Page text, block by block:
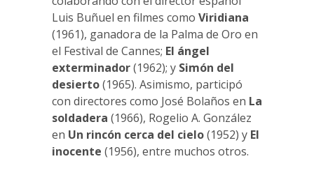
Luis Buñuel en filmes como Viridiana
(1961), ganadora de la Palma de Oro en
el Festival de Cannes; El ángel
exterminador(1962); y Simón del
desierto(1965). Asimismo, participó
con directores como José Bolaños en La
soldadera (1966), Rogelio A. González
en Un rincón cerca del cielo(1952) y El
inocente (1956), entre muchos otros.